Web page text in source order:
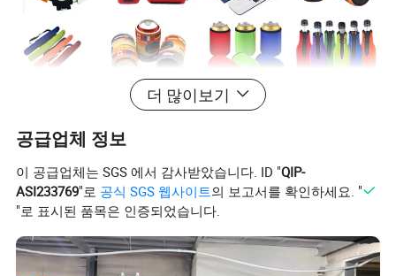
더 많이보기
공급업체 정보
이 공급업체는 SGS 에서 감사받았습니다. ID "QIP-
ASI233769"로 공식 SGS 웹사이트의 보고서를 확인하세요. "
"로 표시된 품목은 인증되었습니다.